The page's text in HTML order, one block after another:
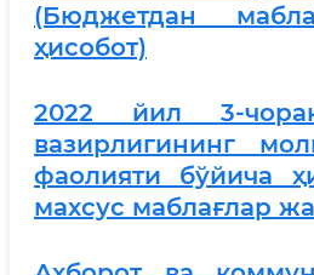
(Бюджетдан
ҳисобот)
2022 йил 3-
вазирлигининг
фаолияти бўйича
махсус маблағлар